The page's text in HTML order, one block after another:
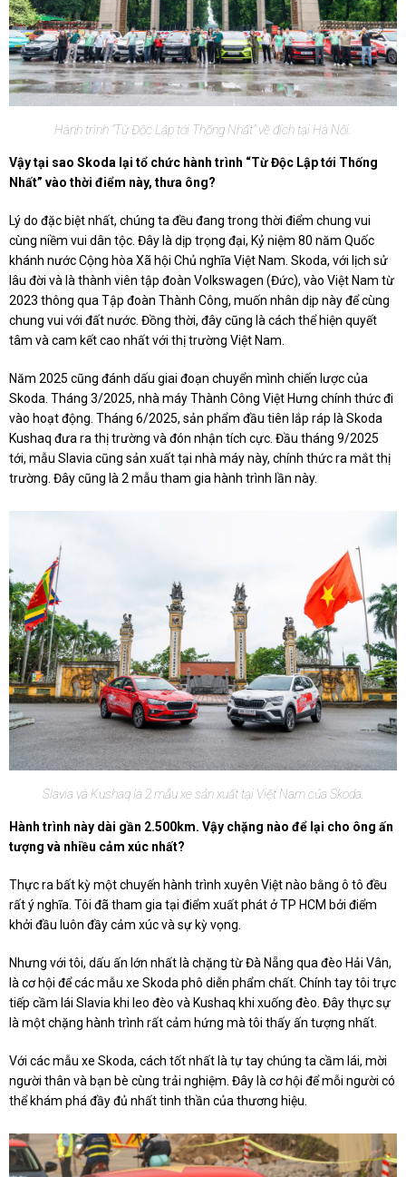
Hành trình "Từ Độc Lập tới Thống Nhất" về đích tại Hà Nội.
Vậy tại sao Skoda lại tổ chức hành trình “Từ Độc Lập tới Thống
Nhất” vào thời điểm này, thưa ông?
Lý do đặc biệt nhất, chúng ta đều đang trong thời điểm chung vui
cùng niềm vui dân tộc. Đây là dịp trọng đại, Kỷ niệm 80 năm Quốc
khánh nước Cộng hòa Xã hội Chủ nghĩa Việt Nam. Skoda, với lịch sử
lâu đời và là thành viên tập đoàn Volkswagen (Đức), vào Việt Nam từ
2023 thông qua Tập đoàn Thành Công, muốn nhân dịp này để cùng
chung vui với đất nước. Đồng thời, đây cũng là cách thể hiện quyết
tâm và cam kết cao nhất với thị trường Việt Nam.
Năm 2025 cũng đánh dấu giai đoạn chuyển mình chiến lược của
Skoda. Tháng 3/2025, nhà máy Thành Công Việt Hưng chính thức đi
vào hoạt động. Tháng 6/2025, sản phẩm đầu tiên lắp ráp là Skoda
Kushaq đưa ra thị trường và đón nhận tích cực. Đầu tháng 9/2025
tới, mẫu Slavia cũng sản xuất tại nhà máy này, chính thức ra mắt thị
trường. Đây cũng là 2 mẫu tham gia hành trình lần này.
Slavia và Kushaq là 2 mẫu xe sản xuất tại Việt Nam của Skoda.
Hành trình này dài gần 2.500km. Vậy chặng nào để lại cho ông ấn
tượng và nhiều cảm xúc nhất?
Thực ra bất kỳ một chuyến hành trình xuyên Việt nào bằng ô tô đều
rất ý nghĩa. Tôi đã tham gia tại điểm xuất phát ở TP HCM bởi điểm
khởi đầu luôn đầy cảm xúc và sự kỳ vọng.
Nhưng với tôi, dấu ấn lớn nhất là chặng từ Đà Nẵng qua đèo Hải Vân,
là cơ hội để các mẫu xe Skoda phô diễn phẩm chất. Chính tay tôi trực
tiếp cầm lái Slavia khi leo đèo và Kushaq khi xuống đèo. Đây thực sự
là một chặng hành trình rất cảm hứng mà tôi thấy ấn tượng nhất.
Với các mẫu xe Skoda, cách tốt nhất là tự tay chúng ta cầm lái, mời
người thân và bạn bè cùng trải nghiệm. Đây là cơ hội để mỗi người có
thể khám phá đầy đủ nhất tinh thần của thương hiệu.